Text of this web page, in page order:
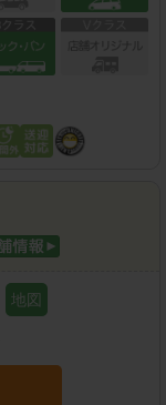
地図